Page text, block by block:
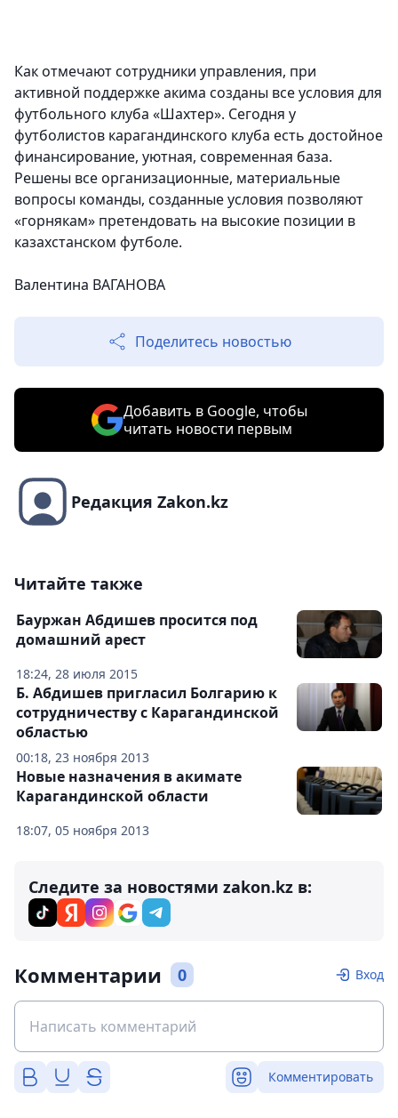
Как отмечают сотрудники управления, при
активной поддержке акима созданы все условия для
футбольного клуба «Шахтер». Сегодня у
футболистов карагандинского клуба есть достойное
финансирование, уютная, современная база.
Решены все организационные, материальные
вопросы команды, созданные условия позволяют
«горнякам» претендовать на высокие позиции в
казахстанском футболе.
Валентина ВАГАНОВА
Поделитесь новостью
Добавить в Google, чтобы
читать новости первым
Редакция Zakon.kz
Читайте также
18:24, 28 июля 2015
Бауржан Абдишев просится под
домашний арест
00:18, 23 ноября 2013
Б. Абдишев пригласил Болгарию к
сотрудничеству с Карагандинской
областью
18:07, 05 ноября 2013
Новые назначения в акимате
Карагандинской области
Следите за новостями zakon.kz в:
Комментарии 0 Вход
Комментировать